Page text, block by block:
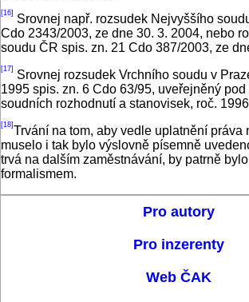
[16]
Srovnej např. rozsudek Nejvyššího
Cdo 2343/2003, ze dne 30. 3. 2004, nebo
soudu ČR spis. zn. 21 Cdo 387/2003, ze
[17]
Srovnej rozsudek Vrchního soudu v
1995 spis. zn. 6 Cdo 63/95, uveřejněný
soudních rozhodnutí a stanovisek, roč.
[18] Trvání na tom, aby vedle uplatnění práva
muselo i tak bylo výslovně písemně
trvá na dalším zaměstnávání, by patrně
formalismem.
Pro autory
Pro inzerenty
Web ČAK